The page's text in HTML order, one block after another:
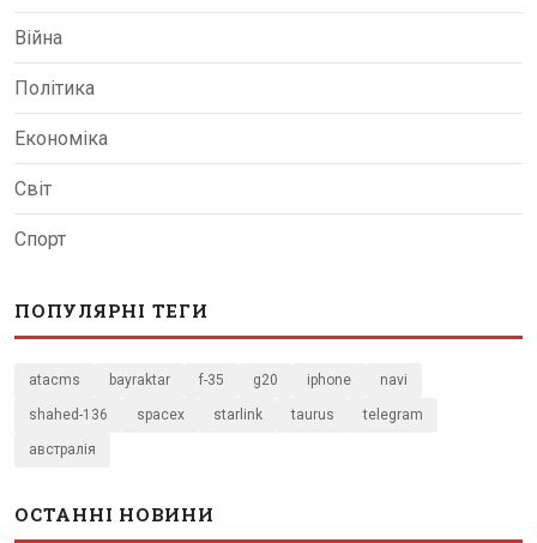
Війна
Політика
Економіка
Світ
Спорт
ПОПУЛЯРНІ ТЕГИ
atacms bayraktar f-35 g20 iphone navi
shahed-136 spacex starlink taurus telegram
австралія
ОСТАННІ НОВИНИ